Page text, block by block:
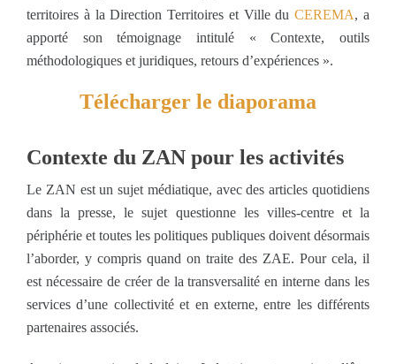
territoires à la Direction Territoires et Ville duCEREMA, a
apporté son témoignage intitulé « Contexte, outils
méthodologiques et juridiques, retours d’expériences ».
Télécharger le diaporama
Contexte du ZAN pour les activités
Le ZAN est un sujet médiatique, avec des articles quotidiens
dans la presse, le sujet questionne les villes-centre et la
périphérie et toutes les politiques publiques doivent désormais
l’aborder, y compris quand on traite des ZAE. Pour cela, il
est nécessaire de créer de la transversalité en interne dans les
services d’une collectivité et en externe, entre les différents
partenaires associés.